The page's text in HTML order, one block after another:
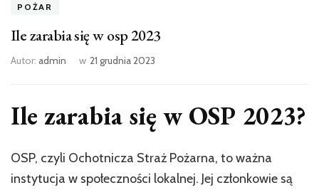
POŻAR
Ile zarabia się w osp 2023
Autor: admin w 21 grudnia 2023
Ile zarabia się w OSP 2023?
OSP, czyli Ochotnicza Straż Pożarna, to ważna
instytucja w społeczności lokalnej. Jej członkowie są